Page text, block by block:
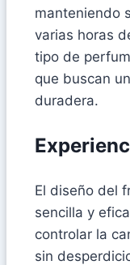
manteniendo
varias horas
tipo de
que buscan
duradera.
El diseño del
sencilla y
controlar la
sin